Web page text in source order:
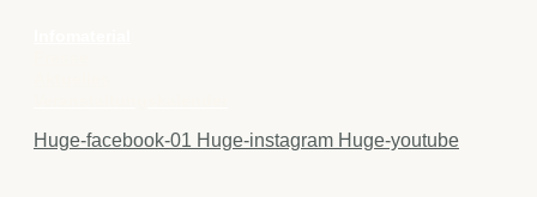
Huge-facebook-01 Huge-instagram Huge-youtube